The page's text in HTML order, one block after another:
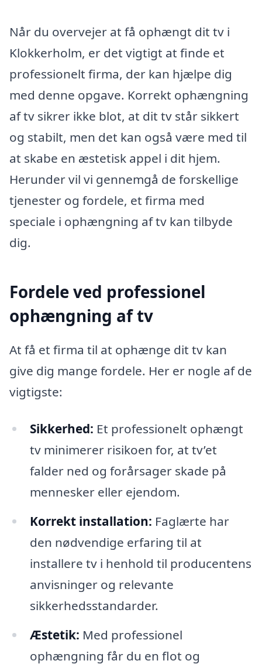
Når du overvejer at få ophængt dit tv i
Klokkerholm, er det vigtigt at finde et
professionelt firma, der kan hjælpe dig
med denne opgave. Korrekt ophængning
af tv sikrer ikke blot, at dit tv står sikkert
og stabilt, men det kan også være med til
at skabe en æstetisk appel i dit hjem.
Herunder vil vi gennemgå de forskellige
tjenester og fordele, et firma med
speciale i ophængning af tv kan tilbyde
dig.
Fordele ved professionel
ophængning af tv
At få et firma til at ophænge dit tv kan
give dig mange fordele. Her er nogle af de
vigtigste:
Sikkerhed: Et professionelt ophængt
tv minimerer risikoen for, at tv’et
falder ned og forårsager skade på
mennesker eller ejendom.
Korrekt installation: Faglærte har
den nødvendige erfaring til at
installere tv i henhold til producentens
anvisninger og relevante
sikkerhedsstandarder.
Æstetik: Med professionel
ophængning får du en flot og